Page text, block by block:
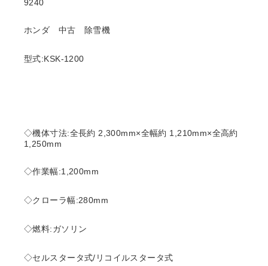
9240
ホンダ 中古 除雪機
型式:KSK-1200
◇機体寸法:全長約 2,300mm×全幅約 1,210mm×全高約
1,250mm
◇作業幅:1,200mm
◇クローラ幅:280mm
◇燃料:ガソリン
◇セルスタータ式/リコイルスタータ式